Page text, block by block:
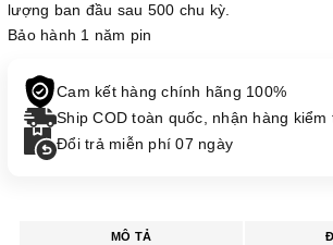
lượng ban đầu sau 500 chu kỳ.
Bảo hành 1 năm pin
Cam kết hàng chính hãng 100%
Ship COD toàn quốc, nhận hàng
Đổi trả miễn phí 07 ngày
MÔ TẢ